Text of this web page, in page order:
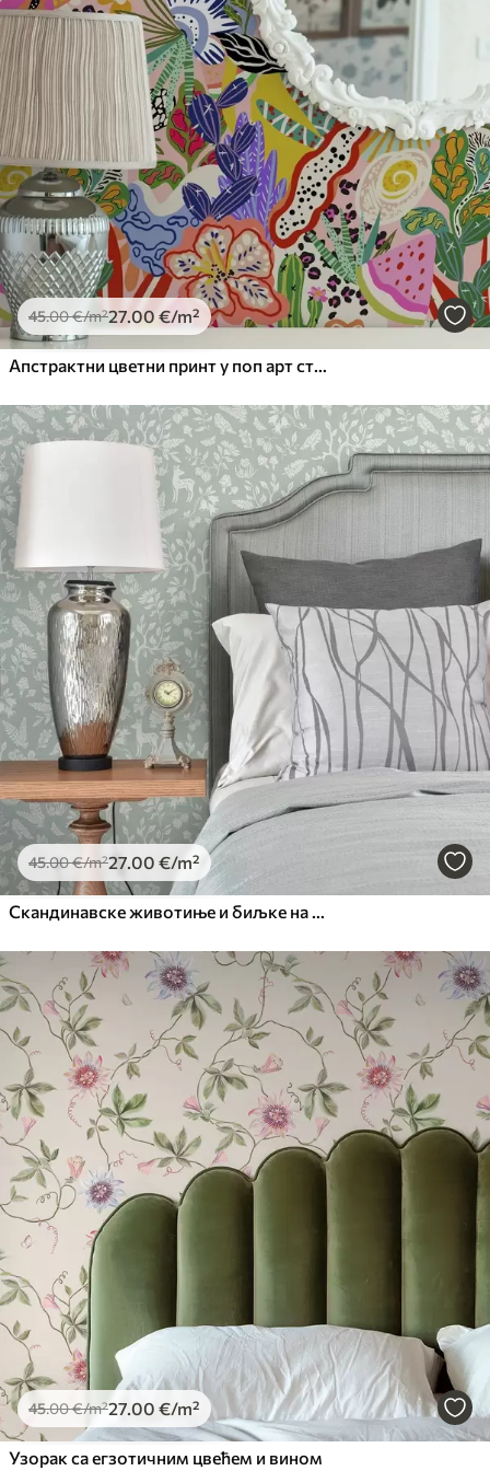
Доступни материјали
Standard
45 .00 27.00 /m²
Premium
56.6734.00€/m²
Premium Vinil
65.00 39.00€/m²
45.00€/m²27.00 €/m²
Апстрактни цветни принт у поп арт стилу
45.00€/m²27.00 €/m²
Скандинавске животиње и биљке на позадини менте
45.00€/m²27.00 €/m²
Узорак са егзотичним цвећем и вином